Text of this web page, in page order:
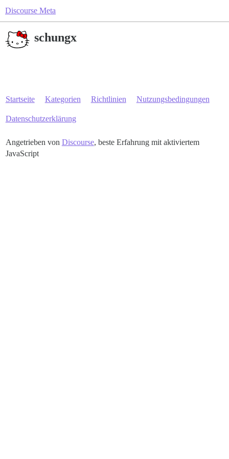
Discourse Meta
schungx
Startseite Kategorien Richtlinien Nutzungsbedingungen
Datenschutzerklärung
Angetrieben von Discourse, beste Erfahrung mit aktiviertem
JavaScript